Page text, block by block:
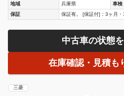
地域
兵庫県 車検
保証
保証有。 [保証付]：3ヶ月
中古車の状態
在庫確認・見積も
三菱